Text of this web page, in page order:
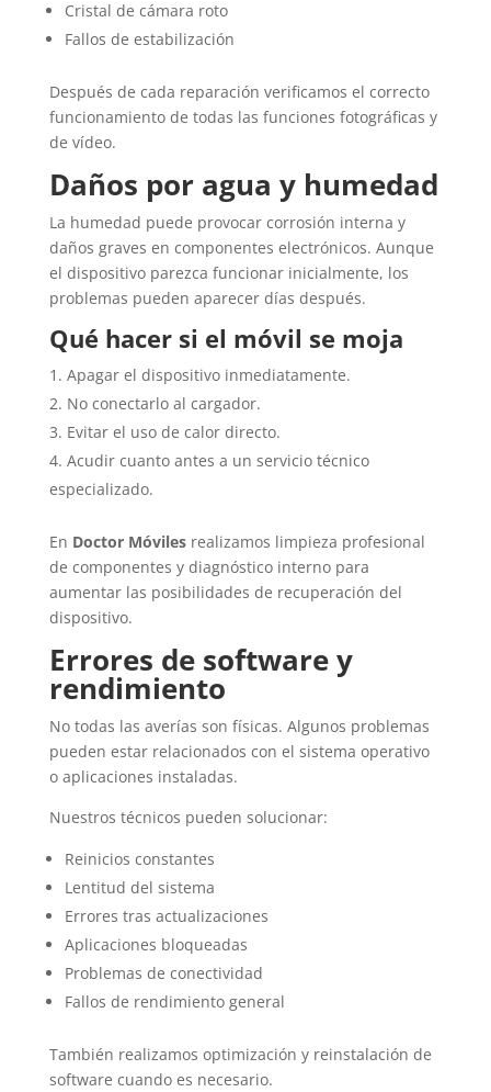
Cristal de cámara roto
Fallos de estabilización
Después de cada reparación verificamos el correcto
funcionamiento de todas las funciones fotográficas y
de vídeo.
Daños por agua y humedad
La humedad puede provocar corrosión interna y
daños graves en componentes electrónicos. Aunque
el dispositivo parezca funcionar inicialmente, los
problemas pueden aparecer días después.
Qué hacer si el móvil se moja
Apagar el dispositivo inmediatamente.
No conectarlo al cargador.
Evitar el uso de calor directo.
Acudir cuanto antes a un servicio técnico
especializado.
En Doctor Móvilesrealizamos limpieza profesional
de componentes y diagnóstico interno para
aumentar las posibilidades de recuperación del
dispositivo.
Errores de software y
rendimiento
No todas las averías son físicas. Algunos problemas
pueden estar relacionados con el sistema operativo
o aplicaciones instaladas.
Nuestros técnicos pueden solucionar:
Reinicios constantes
Lentitud del sistema
Errores tras actualizaciones
Aplicaciones bloqueadas
Problemas de conectividad
Fallos de rendimiento general
También realizamos optimización y reinstalación de
software cuando es necesario.